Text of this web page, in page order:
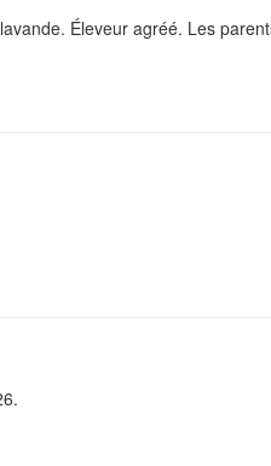
Éleveur agréé. Les